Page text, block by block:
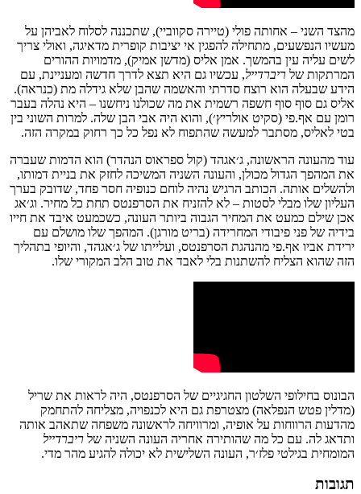
מהצד השני – אחותה פולי (טיירה סקווביי), שתכננה לסלוח לאביהן על
מעשיו הנפשעים, מתחילה להפגין אי יציבות קופרית מדאיגה, ואולי צריך
לשים עליה עין בהמשך. אמן אליס (מדשן אמיק), מדמויות ההורים
המרתקות של ריברדייל, עכשיו גם היא תצא לדרך חדשה ומעניינת, עם
הידע שבעלה הוא רוצח סדרתי והאשמה שהבן שלא גידלה מת (כנראה).
אליס גם סוף סוף חשפה רשמית את מה שכולנו ניחשנו – היא נהלה בעבר
רומן עם אף.פי (סקיט אולריץ׳), והוא היה אבי הבן שלה. למרות השוני בין
בטי לאליס, מסתבר למעשה שהתפוח לא נפל כל כך רחוק במקרה הזה.
עוד מהעונה הראשונה, ג׳אגהד (קול ספראוס הנהדר) הוא הדמות שעברה
את המהפך הגדול מכולן, והעונה השניה המשיכה לחזק את בניית דמותו,
ולהשלים אותה. הכותב הרגיש נהיה לוחם כנופיה חסר פחד, שדובק בערך
העליון שלו מבלי לסטות – לא להזניח את הסרפנטס תחת כל מחיר. וג׳אג
אכן שילם כמעט את המחיר הגבוה ביותר העונה, כשכמעט איבד את חייו
בידיה של פני פיבודי המחרידה (בריט מורגן). המהפך שלו מושלם עם
ירידת אביו אף.פי מהנהגת הסרפנטס, ועלייתו של ג׳אגהד, והיופי בתהליך
הזה שהוא הצליח להשתנות בלי לאבד את טוב הלב המקורי שלו.
הבונוס בחילופי השלטון החגיגיים של הסרפנטס, היה לראות את שריל
(מדלין פטש הנפלאה) מצטרפת גם היא לכנפויה, מצליחה להתחמק
מהדעות הרווחות על אופיה, ומרוויחה לראשונה משפחה שתאהב אותה
ותדאג לה. עם כל מה שהותירה אחריה העונה השניה של ריברדייל
המומחית בגילטי פלז׳ר, העונה השלישית לא יכולה להגיע מהר מדי.
תגובות